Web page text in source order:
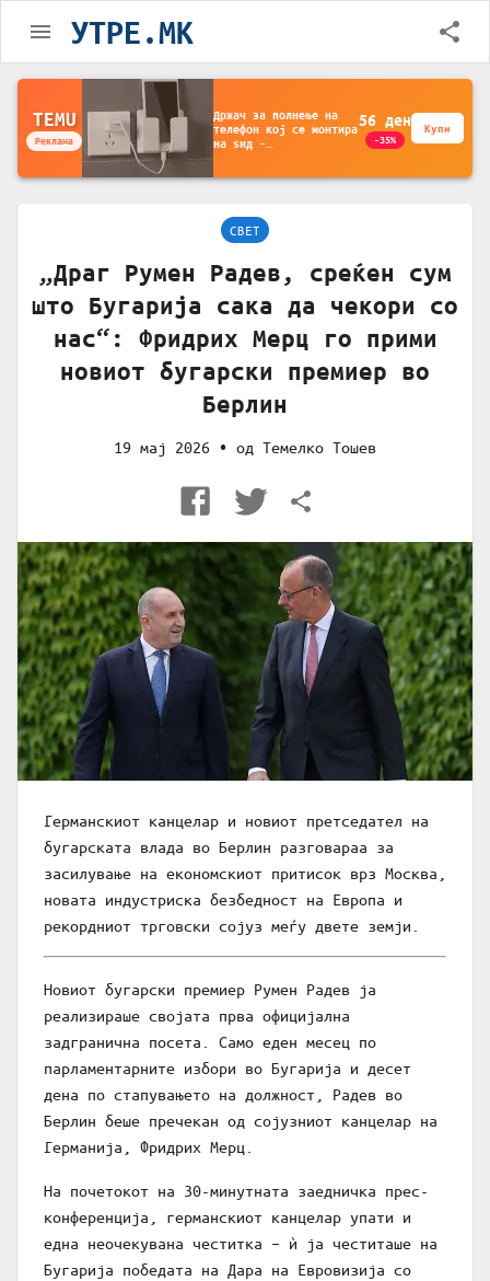
УТРЕ.MK
TEMU
Реклама
Држач за полнење на
телефон кој се монтира
на ѕид -
за чување на покрај
56 ден
-35%
Купи
СВЕТ
„Драг Румен Радев, среќен сум
што Бугарија сака да чекори со
нас“: Фридрих Мерц го прими
новиот бугарски премиер во
Берлин
19 мај 2026 • од Темелко Тошев
Германскиот канцелар и новиот претседател на
бугарската влада во Берлин разговараа за
засилување на економскиот притисок врз Москва,
новата индустриска безбедност на Европа и
рекордниот трговски сојуз меѓу двете земји.
Новиот бугарски премиер Румен Радев ја
реализираше својата прва официјална
задгранична посета. Само еден месец по
парламентарните избори во Бугарија и десет
дена по стапувањето на должност, Радев во
Берлин беше пречекан од сојузниот канцелар на
Германија, Фридрих Мерц.
На почетокот на 30-минутната заедничка прес-
конференција, германскиот канцелар упати и
една неочекувана честитка – ѝ ја честиташе на
Бугарија победата на Дара на Евровизија со